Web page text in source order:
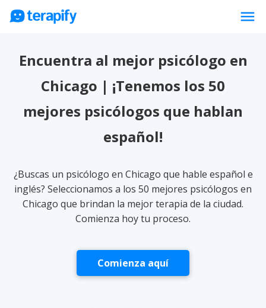
menu
Opiniones
Empresas
Trabaja con nosotros
Encuentra al mejor psicólogo en
Chicago | ¡Tenemos los 50
mejores psicólogos que hablan
español!
¿Buscas un psicólogo en Chicago que hable español e
inglés? Seleccionamos a los 50 mejores psicólogos en
Chicago que brindan la mejor terapia de la ciudad.
Comienza hoy tu proceso.
Comienza aquí